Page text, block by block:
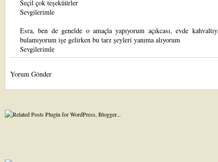
Seçil çok teşeküürler
Sevgilerimle
Esra, ben de genelde o amaçla yapıyorum açıkcası, evde
bulamıyorum işe gelirken bu tarz şeyleri yanıma alıyorum
Sevgilerimle
Yorum Gönder